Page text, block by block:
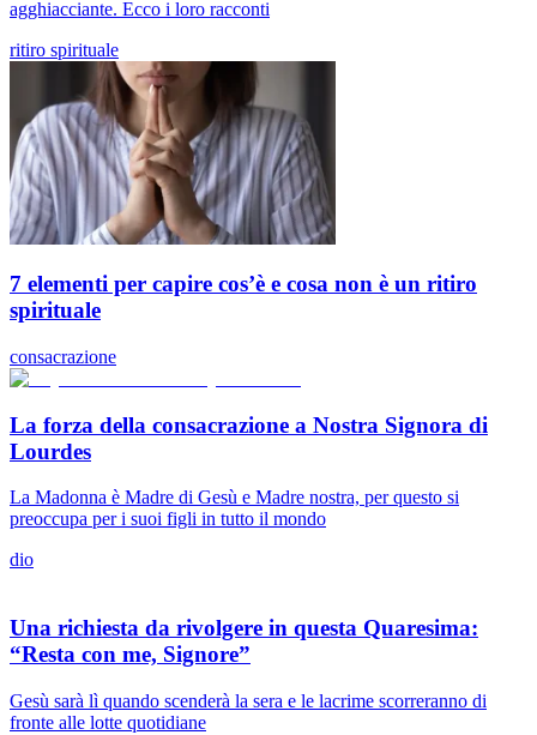
agghiacciante. Ecco i loro racconti
ritiro spirituale
7 elementi per capire cos’è e cosa non è un ritiro
spirituale
consacrazione
La forza della consacrazione a Nostra Signora di
Lourdes
La Madonna è Madre di Gesù e Madre nostra, per questo si
preoccupa per i suoi figli in tutto il mondo
dio
Una richiesta da rivolgere in questa Quaresima:
“Resta con me, Signore”
Gesù sarà lì quando scenderà la sera e le lacrime scorreranno di
fronte alle lotte quotidiane